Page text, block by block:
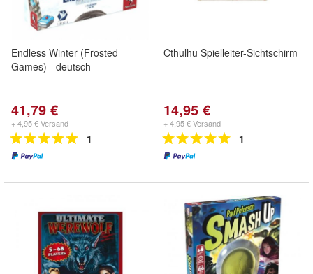
Endless Winter (Frosted
Games) - deutsch
41,79 €
+ 4,95 € Versand
1
Cthulhu Spielleiter-Sichtschirm
14,95 €
+ 4,95 € Versand
1